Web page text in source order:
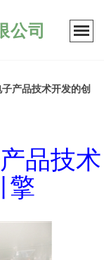
公司
产品技术开发的创
品技术
擎